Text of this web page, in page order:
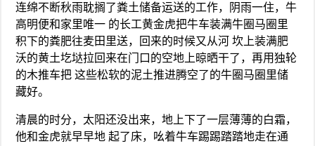
连绵不断秋雨耽搁了粪土储备运送的工作，阴雨一住，牛
高明便和家里唯一 的长工黄金虎把牛车装满牛圈马圈里
积下的粪肥往麦田里送，回来的时候又从河 坎上装满肥
沃的黄土圪垯拉回来在门口的空地上晾晒干了，再用独轮
的木推车把 这些松软的泥土推进腾空了的牛圈马圈里储
藏好。
清晨的时分，太阳还没出来，地上下了一层薄薄的白霜，
他和金虎就早早地 起了床，吆着牛车踢踢踏踏地走在通